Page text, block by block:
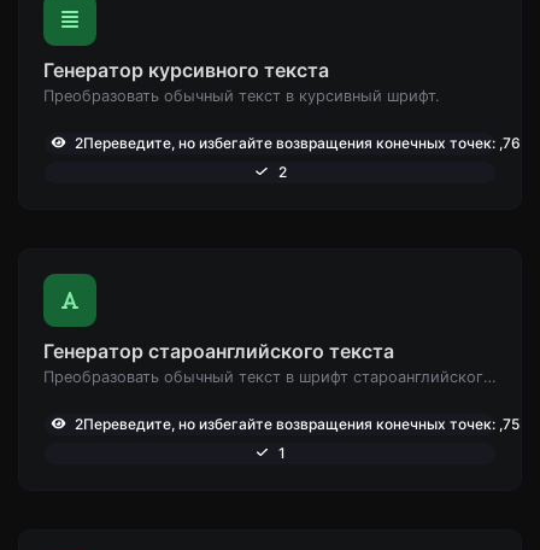
Генератор курсивного текста
Преобразовать обычный текст в курсивный шрифт.
2Переведите, но избегайте возвращения конечных точек: ,765
2
Генератор староанглийского текста
Преобразовать обычный текст в шрифт староанглийского типа.
2Переведите, но избегайте возвращения конечных точек: ,755
1